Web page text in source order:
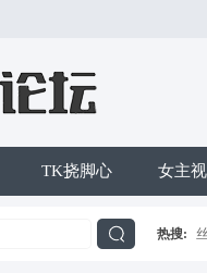
TK挠脚心 女主
热搜: